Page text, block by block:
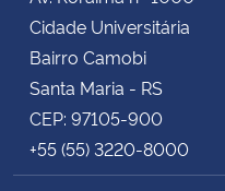
Cidade Universitária
Bairro Camobi
Santa Maria - RS
CEP: 97105-900
+55 (55) 3220-8000